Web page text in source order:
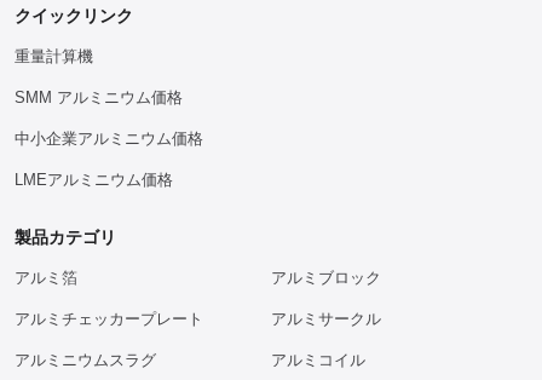
クイックリンク
重量計算機
SMM アルミニウム価格
中小企業アルミニウム価格
LMEアルミニウム価格
製品カテゴリ
アルミ箔 アルミブロック
アルミチェッカープレート アルミサークル
アルミニウムスラグ アルミコイル